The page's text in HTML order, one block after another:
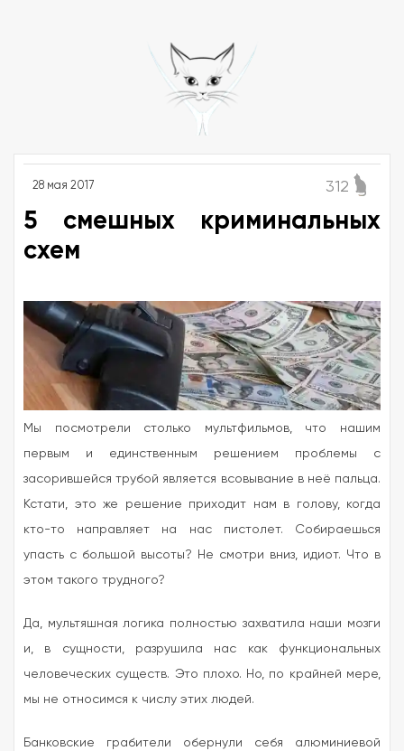
28 мая 2017 312
5 смешных криминальных
схем
Мы посмотрели столько мультфильмов, что нашим
первым и единственным решением проблемы с
засорившейся трубой является всовывание в неё пальца.
Кстати, это же решение приходит нам в голову, когда
кто-то направляет на нас пистолет. Собираешься
упасть с большой высоты? Не смотри вниз, идиот. Что в
этом такого трудного?
Да, мультяшная логика полностью захватила наши мозги
и, в сущности, разрушила нас как функциональных
человеческих существ. Это плохо. Но, по крайней мере,
мы не относимся к числу этих людей.
Банковские грабители обернули себя алюминиевой